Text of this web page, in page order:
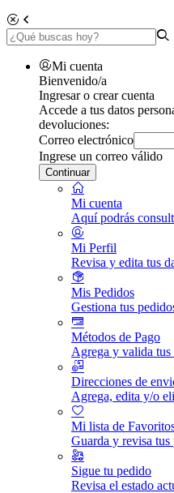
Mi cuenta
Bienvenido/a
Ingresar o crear cuenta
Accede a tus datos
devoluciones:
Correo electrónico
Ingrese un correo válido
Continuar
Mi cuenta
Aquí podrás
Mi Perfil
Revisa y edita tus
Mis Pedidos
Gestiona tus
Métodos de Pago
Agrega y valida tus
Direcciones de
Agrega, edita y/o
Mi lista de
Guarda y revisa tus
Sigue tu pedido
Revisa el estado